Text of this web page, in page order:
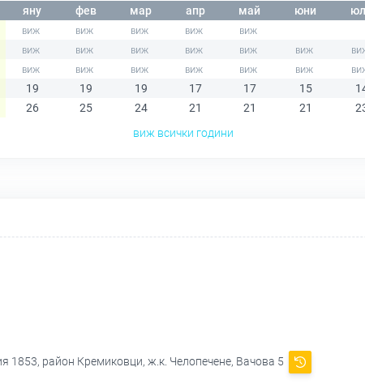
яну фев мар апр май юни
19 19 19 17 17 15
26 25 24 21 21 21
виж всички години
1853, район Кремиковци, ж.к. Челопечене, Вачова 5